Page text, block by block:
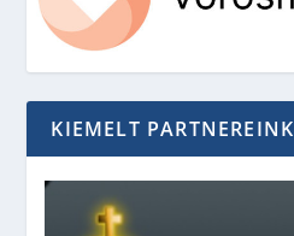
KIEMELT PARTNEREINK